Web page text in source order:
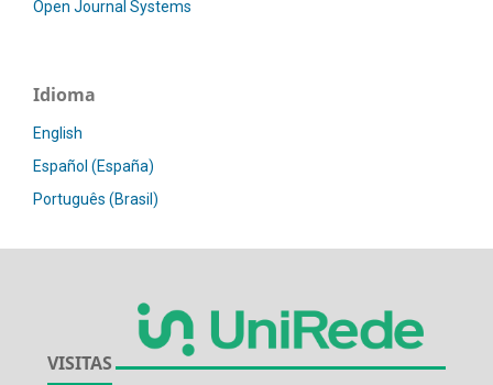
Open Journal Systems
Idioma
English
Español (España)
Português (Brasil)
VISITAS